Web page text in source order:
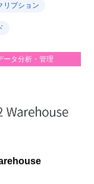
リプション
ータ分析・管理